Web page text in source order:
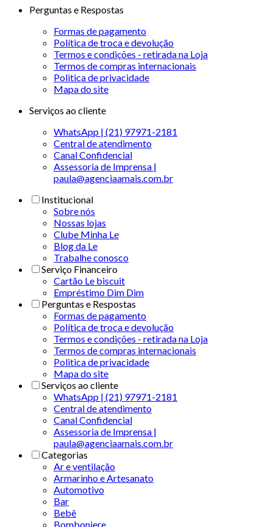
Perguntas e Respostas
Formas de pagamento
Política de troca e devolução
Termos e condições - retirada na Loja
Termos de compras internacionais
Politica de privacidade
Mapa do site
Serviços ao cliente
WhatsApp | (21) 97971-2181
Central de atendimento
Canal Confidencial
Assessoria de Imprensa |
paula@agenciaamais.com.br
Institucional
Sobre nós
Nossas lojas
Clube Minha Le
Blog da Le
Trabalhe conosco
Serviço Financeiro
Cartão Le biscuit
Empréstimo Dim Dim
Perguntas e Respostas
Formas de pagamento
Política de troca e devolução
Termos e condições - retirada na Loja
Termos de compras internacionais
Politica de privacidade
Mapa do site
Serviços ao cliente
WhatsApp | (21) 97971-2181
Central de atendimento
Canal Confidencial
Assessoria de Imprensa |
paula@agenciaamais.com.br
Categorias
Ar e ventilação
Armarinho e Artesanato
Automotivo
Bar
Bebê
Bomboniere